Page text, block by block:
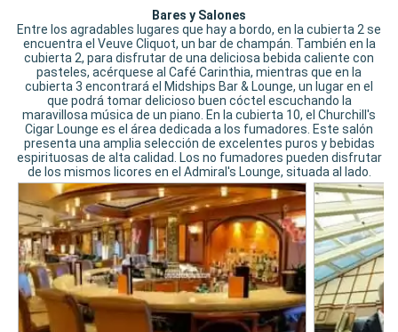
Bares y Salones
Entre los agradables lugares que hay a bordo, en la cubierta 2 se
encuentra el Veuve Cliquot, un bar de champán. También en la
cubierta 2, para disfrutar de una deliciosa bebida caliente con
pasteles, acérquese al Café Carinthia, mientras que en la
cubierta 3 encontrará el Midships Bar & Lounge, un lugar en el
que podrá tomar delicioso buen cóctel escuchando la
maravillosa música de un piano. En la cubierta 10, el Churchill's
Cigar Lounge es el área dedicada a los fumadores. Este salón
presenta una amplia selección de excelentes puros y bebidas
espirituosas de alta calidad. Los no fumadores pueden disfrutar
de los mismos licores en el Admiral's Lounge, situada al lado.